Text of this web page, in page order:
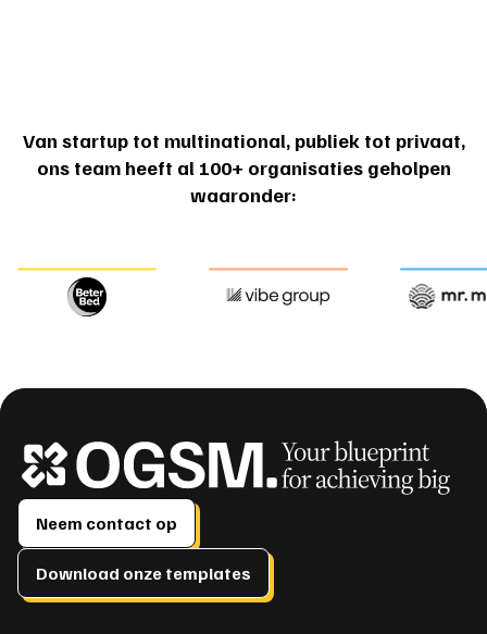
Van startup tot multinational, publiek tot privaat,
ons team heeft al 100+ organisaties geholpen
waaronder:
Neem contact op
Download onze templates